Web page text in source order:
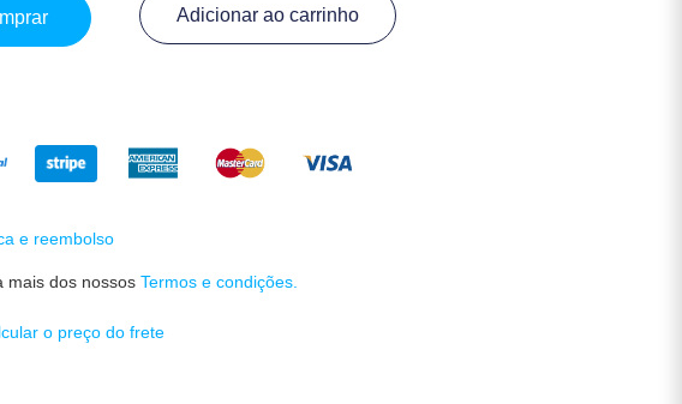
Adicionar ao carrinho
o preço do frete
e reembolso
mais dos nossos Termos e condições.